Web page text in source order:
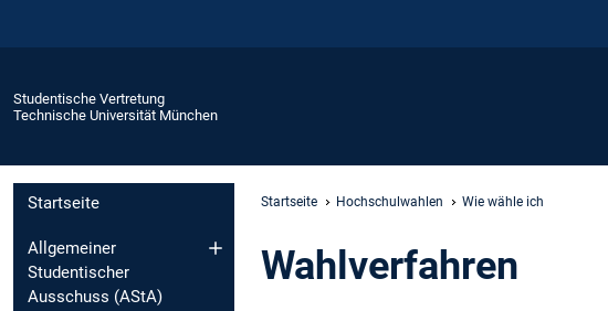
Studentische Vertretung
Technische Universität München
Startseite
Allgemeiner
Studentischer
Ausschuss (AStA)
Startseite Hochschulwahlen Wie wähle ich
Wahlverfahren